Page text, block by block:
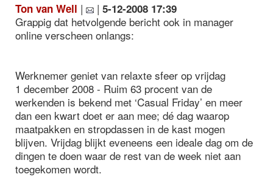
Ton van Well | | 5-12-2008 17:39
Grappig dat hetvolgende bericht ook in manager
online verscheen onlangs:
Werknemer geniet van relaxte sfeer op vrijdag
1 december 2008 - Ruim 63 procent van de
werkenden is bekend met ‘Casual Friday’ en meer
dan een kwart doet er aan mee; dé dag waarop
maatpakken en stropdassen in de kast mogen
blijven. Vrijdag blijkt eveneens een ideale dag om de
dingen te doen waar de rest van de week niet aan
toegekomen wordt.